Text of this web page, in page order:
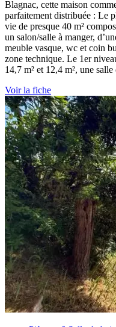
Blagnac, cette maison
parfaitement distribuée : Le
vie de presque 40 m²
un salon/salle à manger,
meuble vasque, wc et coin
zone technique. Le 1er
14,7 m² et 12,4 m², une
Voir la fiche